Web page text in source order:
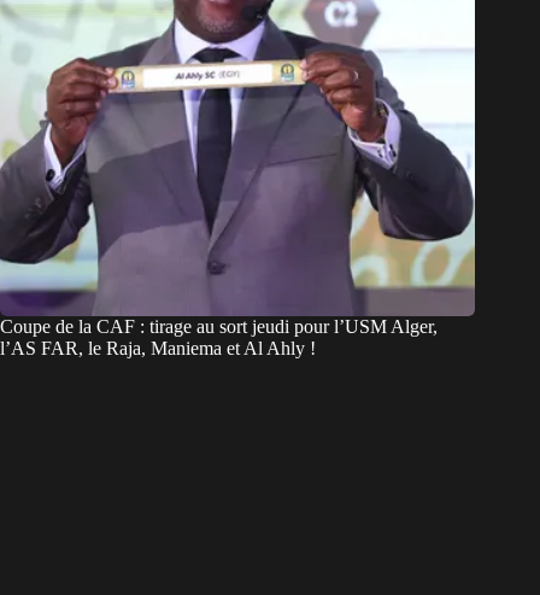
Coupe de la CAF : tirage au sort jeudi pour l’USM Alger,
l’AS FAR, le Raja, Maniema et Al Ahly !